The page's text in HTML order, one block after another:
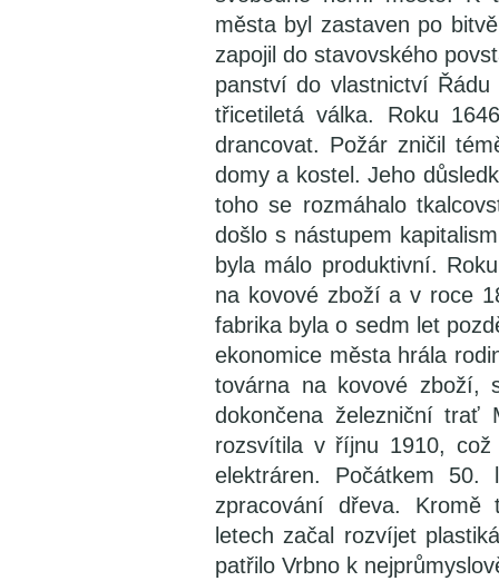
města byl zastaven po
zapojil do stavovského
panství do vlastnictví
třicetiletá válka. Roku
drancovat. Požár zničil
domy a kostel. Jeho
toho se rozmáhalo
došlo s nástupem
byla málo produktivní.
na kovové zboží a v roce
fabrika byla o sedm let
ekonomice města hrála
továrna na kovové zboží,
dokončena železniční trať
rozsvítila v říjnu 1910,
elektráren. Počátkem
zpracování dřeva.
letech začal rozvíjet
patřilo Vrbno k